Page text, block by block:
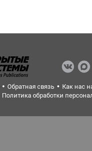
Обратная связь Как нас
Политика обработки